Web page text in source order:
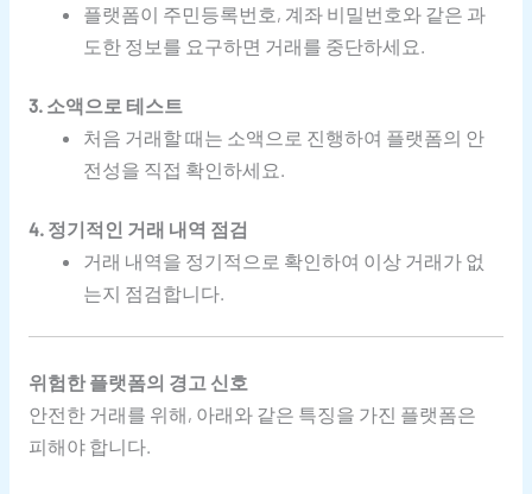
플랫폼이 주민등록번호, 계좌 비밀번호와 같은 과
도한 정보를 요구하면 거래를 중단하세요.
3. 소액으로 테스트
처음 거래할 때는 소액으로 진행하여 플랫폼의 안
전성을 직접 확인하세요.
4. 정기적인 거래 내역 점검
거래 내역을 정기적으로 확인하여 이상 거래가 없
는지 점검합니다.
위험한 플랫폼의 경고 신호
안전한 거래를 위해, 아래와 같은 특징을 가진 플랫폼은
피해야 합니다.